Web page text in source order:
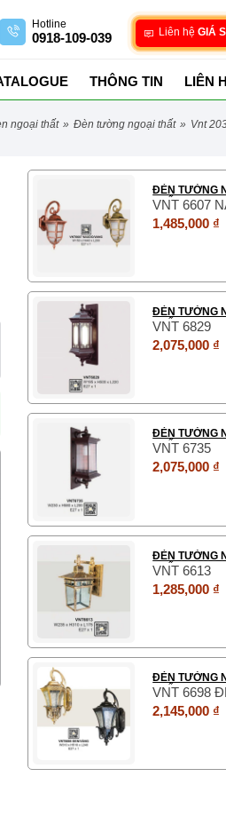
Hotline
0918-109-039 Liên hệ GIÁ SỈ
THÔNG TIN LIÊN
ngoại thất » đèn tường ngoại thất » vnt
ĐÈN TƯỜNG
THẤT
VNT 6607
1,485,000 ₫
ĐÈN TƯỜNG
THẤT
VNT 6829
2,075,000 ₫
ĐÈN TƯỜNG
THẤT
VNT 6735
2,075,000 ₫
ĐÈN TƯỜNG
THẤT
VNT 6613
1,285,000 ₫
ĐÈN TƯỜNG
THẤT
VNT 6698
2,145,000 ₫